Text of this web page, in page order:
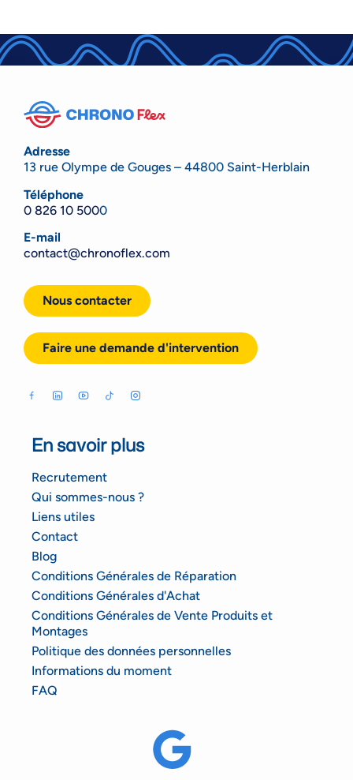
Adresse
13 rue Olympe de Gouges – 44800 Saint-Herblain
Téléphone
0 826 10 5000
E-mail
contact@chronoflex.com
Nous contacter
Faire une demande d'intervention
En savoir plus
Recrutement
Qui sommes-nous ?
Liens utiles
Contact
Blog
Conditions Générales de Réparation
Conditions Générales d'Achat
Conditions Générales de Vente Produits et
Montages
Politique des données personnelles
Informations du moment
FAQ